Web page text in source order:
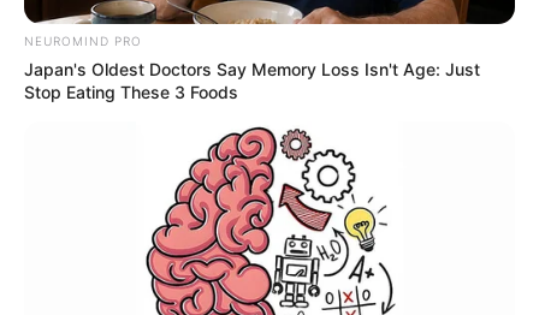
NEUROMIND PRO
Japan's Oldest Doctors Say Memory Loss Isn't Age: Just
Stop Eating These 3 Foods